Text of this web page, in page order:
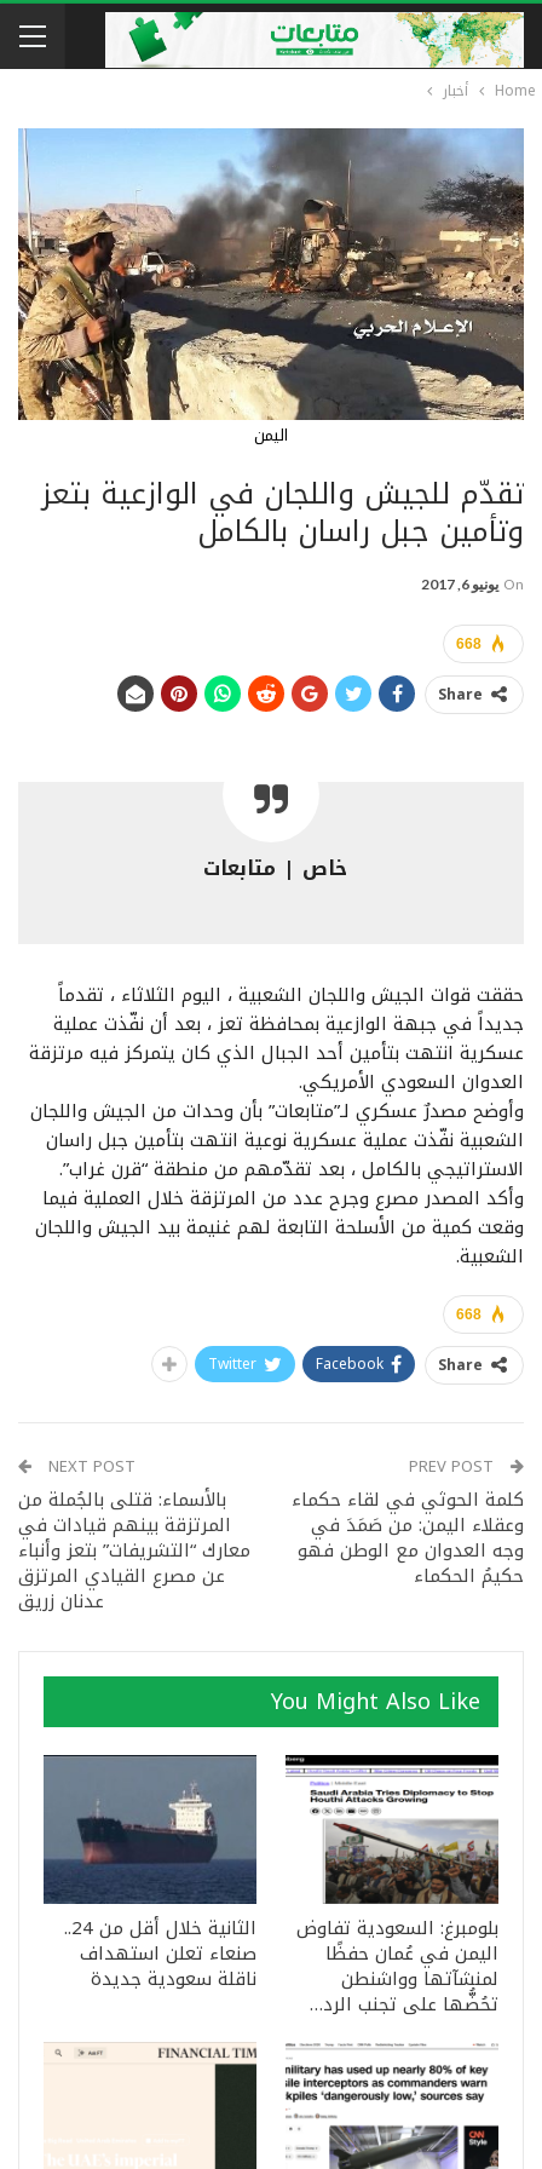
Home أخبار
اليمن
تقدّم للجيش واللجان في الوازعية بتعز
وتأمين جبل راسان بالكامل
On يونيو 6, 2017
668
Share
خاص | متابعات
حققت قوات الجيش واللجان الشعبية ، اليوم الثلاثاء ، تقدماً
جديداً في جبهة الوازعية بمحافظة تعز ، بعد أن نفّذت عملية
عسكرية انتهت بتأمين أحد الجبال الذي كان يتمركز فيه مرتزقة
العدوان السعودي الأمريكي.
وأوضح مصدرٌ عسكري لـ”متابعات” بأن وحدات من الجيش واللجان
الشعبية نفّذت عملية عسكرية نوعية انتهت بتأمين جبل راسان
الاستراتيجي بالكامل ، بعد تقدّمهم من منطقة “قرن غراب”.
وأكد المصدر مصرع وجرح عدد من المرتزقة خلال العملية فيما
وقعت كمية من الأسلحة التابعة لهم غنيمة بيد الجيش واللجان
الشعبية.
668
Share
Facebook
Twitter
كلمة الحوثي في لقاء حكماء
وعقلاء اليمن: من صَمَدَ في
وجه العدوان مع الوطن فهو
حكيمُ الحكماء
NEXT POST
بالأسماء: قتلى بالجُملة من
المرتزقة بينهم قيادات في
معارك “التشريفات” بتعز وأنباء
عن مصرع القيادي المرتزق
عدنان زريق
You Might Also Like
بلومبرغ: السعودية تفاوض
اليمن في عُمان حفظًا
لمنشآتها وواشنطن
تحُضُّها على تجنب الرد…
الثانية خلال أقل من 24..
صنعاء تعلن استهداف
ناقلة سعودية جديدة